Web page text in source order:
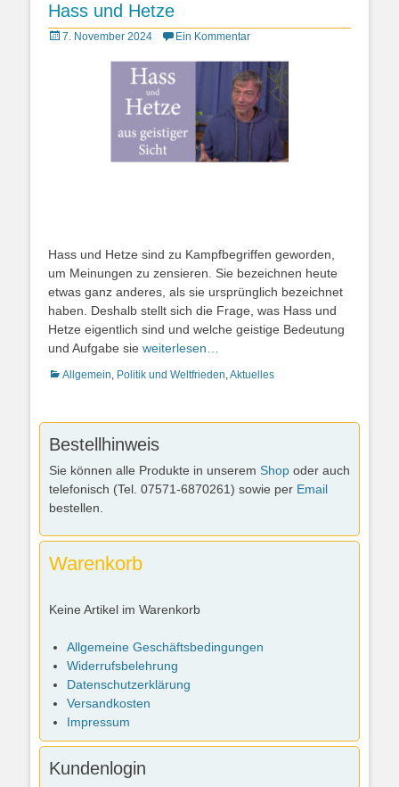
Hass und Hetze
Posted
7. November 2024 Ein Kommentar
Hass und Hetze sind zu Kampfbegriffen geworden,
um Meinungen zu zensieren. Sie bezeichnen heute
etwas ganz anderes, als sie ursprünglich bezeichnet
haben. Deshalb stellt sich die Frage, was Hass und
Hetze eigentlich sind und welche geistige Bedeutung
und Aufgabe sie weiterlesen…
Kategorien
Allgemein, Politik und Weltfrieden,Aktuelles
Bestellhinweis
Sie können alle Produkte in unserem Shop oder auch
telefonisch (Tel. 07571-6870261) sowie per Email
bestellen.
Warenkorb
Keine Artikel im Warenkorb
Allgemeine Geschäftsbedingungen
Widerrufsbelehrung
Datenschutzerklärung
Versandkosten
Impressum
Kundenlogin